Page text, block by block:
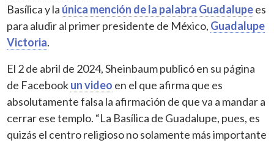
Basílica y la única mención de la palabra Guadalupees
para aludir al primer presidente de México, Guadalupe
Victoria.
El 2 de abril de 2024, Sheinbaum publicó en su página
de Facebookun video en el que afirma que es
absolutamente falsa la afirmación de que va a mandar a
cerrar ese templo. “La Basílica de Guadalupe, pues, es
quizás el centro religioso no solamente más importante